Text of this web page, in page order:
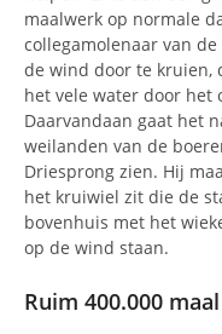
maalwerk op normale
collegamolenaar van
de wind door te kruien,
het vele water door het
Daarvandaan gaat het
weilanden van de
Driesprong zien. Hij
het kruiwiel zit die de
bovenhuis met het
op de wind staan.
Ruim 400.000